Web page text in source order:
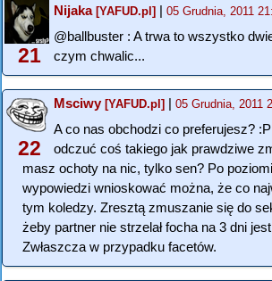
21
Nijaka[YAFUD.pl] | 05 Grudnia, 2011
@ballbuster : A trwa to wszystko
czym chwalic...
22
Msciwy[YAFUD.pl] | 05 Grudnia, 2011
A co nas obchodzi co preferujesz?
odczuć coś takiego jak prawdziwe
masz ochoty na nic, tylko sen? Po
wypowiedzi wnioskować można, że co
tym koledzy. Zresztą zmuszanie się do
żeby partner nie strzelał focha na 3 dni jest
Zwłaszcza w przypadku facetów.